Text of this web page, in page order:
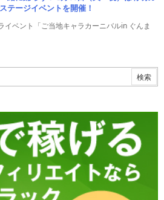
テージイベントを開催！
ベント「ご当地キャラカーニバルin ぐんま